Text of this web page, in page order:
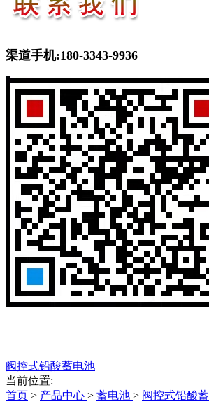
渠道手机:180-3343-9936
阀控式铅酸蓄电池
当前位置:
首页 > 产品中心 > 蓄电池 > 阀控式铅酸